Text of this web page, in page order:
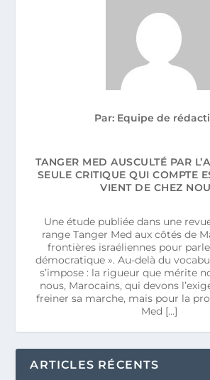
Par: Equipe de
TANGER MED AUSCULTÉ PAR
SEULE CRITIQUE QUI COMPTE
VIENT DE CHEZ
Une étude publiée dans une
range Tanger Med aux côtés de
frontières israéliennes pour
démocratique ». Au-delà du
s’impose : la rigueur que mérite
nous, Marocains, qui devons
freiner sa marche, mais pour la
Med […]
ARTICLES RÉCENTS